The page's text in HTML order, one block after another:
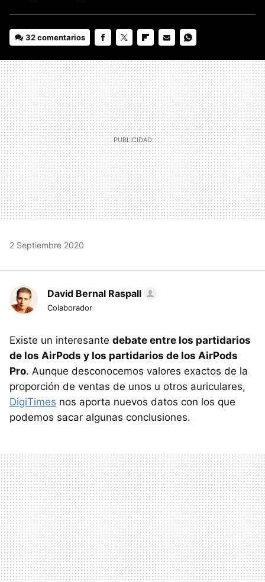
32 comentarios
MAIL
2 Septiembre 2020
David Bernal Raspall
Colaborador
Existe un interesante debate entre los partidarios
de los AirPods y los partidarios de los AirPods
Pro. Aunque desconocemos valores exactos de la
proporción de ventas de unos u otros auriculares,
DigiTimes nos aporta nuevos datos con los que
podemos sacar algunas conclusiones.